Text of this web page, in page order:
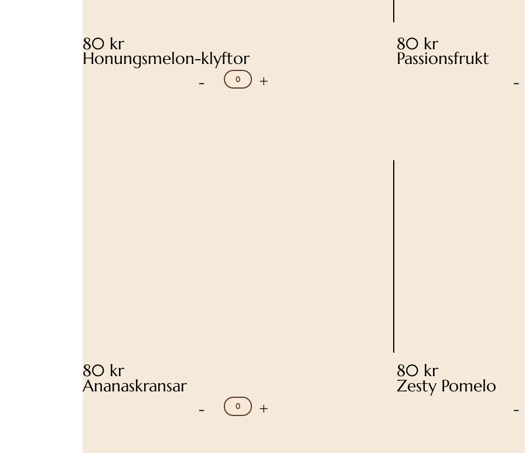
80 kr
Honungsmelon-klyftor
- +
80 kr
Passionsfrukt
-
80 kr
Ananaskransar
- +
80 kr
Zesty Pomelo
-